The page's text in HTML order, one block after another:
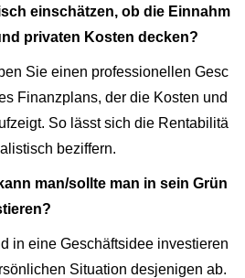
einschätzen, ob die Einnahm
privaten Kosten decken?
Sie einen professionellen Gesc
Finanzplans, der die Kosten und
So lässt sich die Rentabilitä
beziffern.
man/sollte man in sein Grün
in eine Geschäftsidee investieren
Situation desjenigen ab.